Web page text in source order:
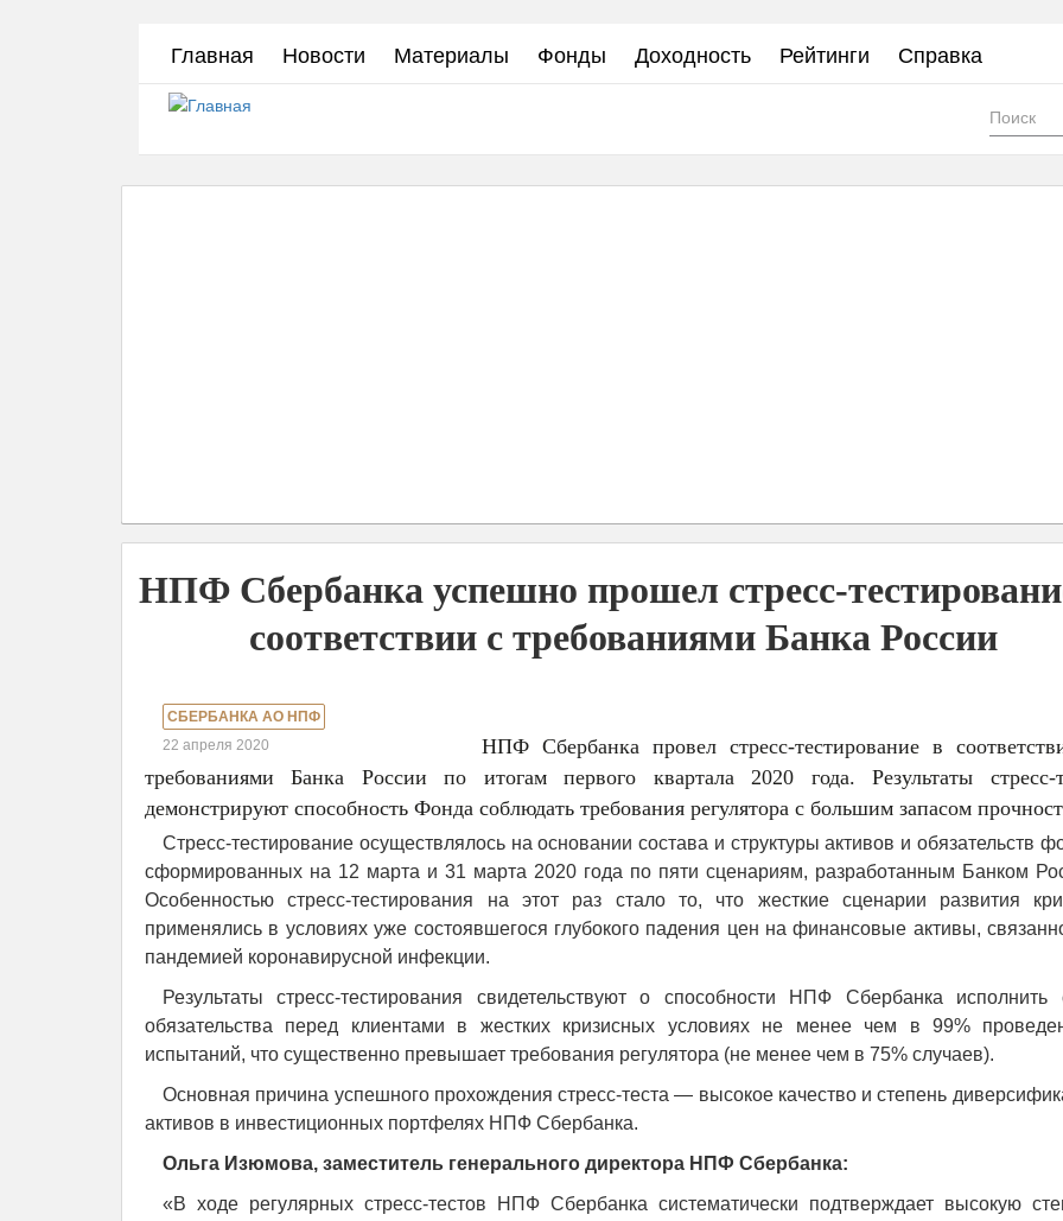
Главная Новости Материалы Фонды Доходность Рейтинги Справка
НПФ Сбербанка успешно прошел стресс-
соответствии с требованиями Банка России
СБЕРБАНКА АО НПФ
22 апреля 2020
НПФ Сбербанка провел стресс-тестирование в
требованиями Банка России по итогам первого квартала 2020 года. Результаты стресс-
демонстрируют способность Фонда соблюдать требования регулятора с большим запасом
Стресс-тестирование осуществлялось на основании состава и структуры активов и обязательств
сформированных на 12 марта и 31 марта 2020 года по пяти сценариям, разработанным Банком
Особенностью стресс-тестирования на этот раз стало то, что жесткие сценарии развития
применялись в условиях уже состоявшегося глубокого падения цен на финансовые активы,
пандемией коронавирусной инфекции.
Результаты стресс-тестирования свидетельствуют о способности НПФ Сбербанка исполнить
обязательства перед клиентами в жестких кризисных условиях не менее чем в 99%
испытаний, что существенно превышает требования регулятора (не менее чем в 75% случаев).
Основная причина успешного прохождения стресс-теста — высокое качество и степень
активов в инвестиционных портфелях НПФ Сбербанка.
Ольга Изюмова, заместитель генерального директора НПФ Сбербанка:
«В ходе регулярных стресс-тестов НПФ Сбербанка систематически подтверждает высокую